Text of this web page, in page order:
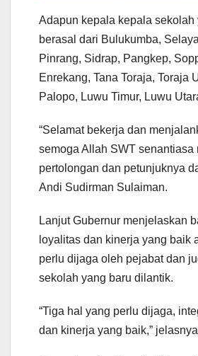
Adapun kepala kepala sekolah
berasal dari Bulukumba,
Pinrang, Sidrap, Pangkep,
Enrekang, Tana Toraja, Toraja
Palopo, Luwu Timur, Luwu
“Selamat bekerja dan
semoga Allah SWT senantiasa
pertolongan dan petunjuknya
Andi Sudirman Sulaiman.
Lanjut Gubernur menjelaskan
loyalitas dan kinerja yang baik
perlu dijaga oleh pejabat dan
sekolah yang baru dilantik.
“Tiga hal yang perlu dijaga,
dan kinerja yang baik,”